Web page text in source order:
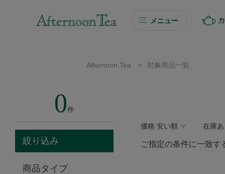
メニュー
ソーシャルギフト
カタログギフト
Afternoon Tea > 対象商品一覧
0件
絞り込み
商品タイプ
価格 安い順 在庫
ご指定の条件に一致す